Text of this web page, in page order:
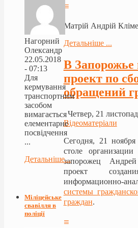
≡
Матрій Андрій
Детальніше ...
В Запорожье
проект по
обращений
Четвер, 21
Відеоматеріали
Сегодня, 21
столе
запорожец
проект
информационно-
системы
граждан.
≡
Нагорний
Олександр
22.05.2018
- 07:13
Для
кермування
транспортним
засобом
вимагається
елементарне
посвідчення
...
Детальніше...
Міліцейське
свавілля в
поліції